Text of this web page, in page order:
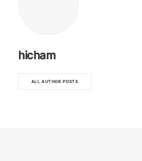
hicham
ALL AUTHOR POSTS